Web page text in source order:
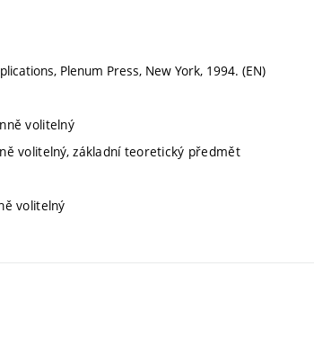
Plenum Press, New York, 1994. (EN)
volitelný
volitelný, základní teoretický předmět
volitelný